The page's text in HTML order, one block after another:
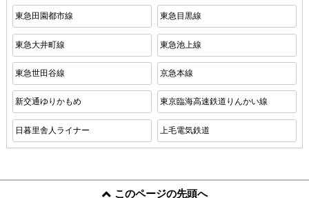
東急田園都市線 東急目黒線
東急大井町線 東急池上線
東急世田谷線 京急本線
新交通ゆりかもめ 東京臨海高速鉄道りんかい線
日暮里舎人ライナー 上毛電気鉄道
このページの先頭へ